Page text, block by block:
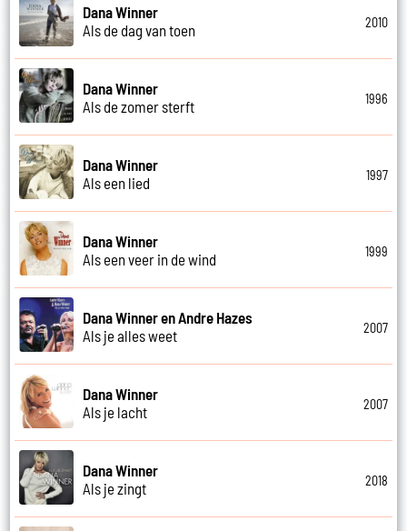
Dana Winner
Als de dag van toen
2010
Dana Winner
Als de zomer sterft
1996
Dana Winner
Als een lied
1997
Dana Winner
Als een veer in de wind
1999
Dana Winner en Andre Hazes
Als je alles weet
2007
Dana Winner
Als je lacht
2007
Dana Winner
Als je zingt
2018